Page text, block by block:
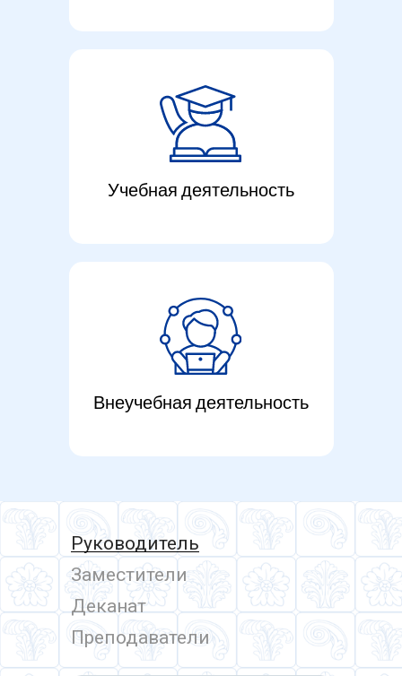
Учебная деятельность
Внеучебная деятельность
Руководитель
Заместители
Деканат
Преподаватели